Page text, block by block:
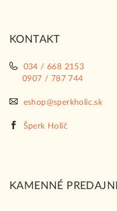
KONTAKT
034 / 668 2153
0907 / 787 744
eshop@sperkholic.sk
Šperk Holíč
KAMENNÉ